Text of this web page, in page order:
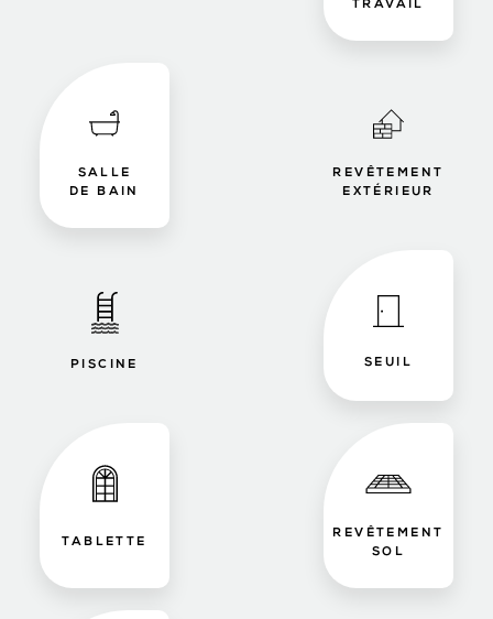
TRAVAIL
SALLE
DE BAIN
REVÊTEMENT
EXTÉRIEUR
PISCINE SEUIL
TABLETTE
REVÊTEMENT
SOL